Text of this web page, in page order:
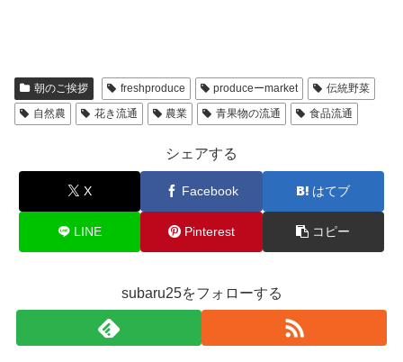
朝のご挨拶 freshproduce produceーmarket
伝統野菜
自然農
花き流通 農業 青果物の流通 食品流通
シェアする
X Facebook はてブ
LINE Pinterest コピー
subaru25をフォローする